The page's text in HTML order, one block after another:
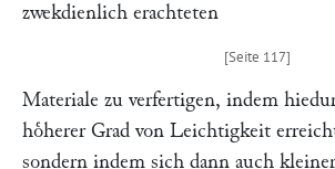
zwekdienlich erachteten
Materiale zu verfertigen, indem
hoͤherer Grad von Leichtigkeit
sondern indem sich dann auch